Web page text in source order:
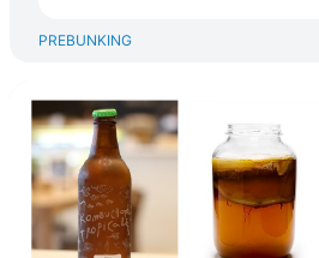
PREBUNKING